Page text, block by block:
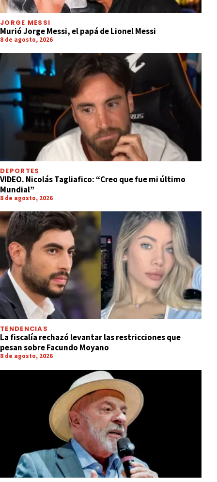
JORGE MESSI
Murió Jorge Messi, el papá de Lionel Messi
8 de agosto, 2026
DEPORTES
VIDEO. Nicolás Tagliafico: “Creo que fue mi último
Mundial”
8 de agosto, 2026
TENDENCIAS
La fiscalía rechazó levantar las restricciones que
pesan sobre Facundo Moyano
8 de agosto, 2026